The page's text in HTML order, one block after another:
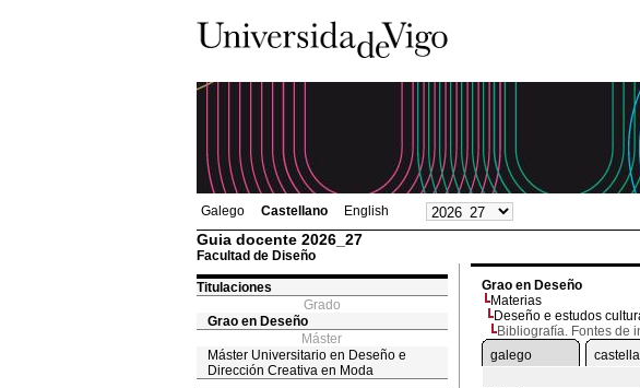
Galego Castellano English
Guia docente 2026_27
Facultad de Diseño
Titulaciones
Grado
Grao en Deseño
Máster
Máster Universitario en Deseño e
Dirección Creativa en Moda
Grao en Deseño
Materias
Deseño e estudos
Bibliografía. Fontes de
galego